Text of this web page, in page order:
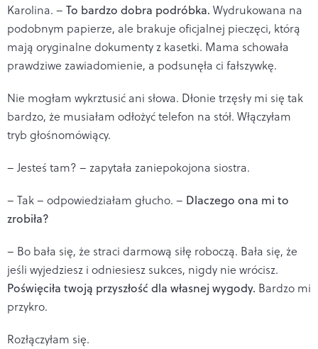
Karolina. – To bardzo dobra podróbka. Wydrukowana na
podobnym papierze, ale brakuje oficjalnej pieczęci, którą
mają oryginalne dokumenty z kasetki. Mama schowała
prawdziwe zawiadomienie, a podsunęła ci fałszywkę.
Nie mogłam wykrztusić ani słowa. Dłonie trzęsły mi się tak
bardzo, że musiałam odłożyć telefon na stół. Włączyłam
tryb głośnomówiący.
– Jesteś tam? – zapytała zaniepokojona siostra.
– Tak – odpowiedziałam głucho. – Dlaczego ona mi to
zrobiła?
– Bo bała się, że straci darmową siłę roboczą. Bała się, że
jeśli wyjedziesz i odniesiesz sukces, nigdy nie wrócisz.
Poświęciła twoją przyszłość dla własnej wygody. Bardzo mi
przykro.
Rozłączyłam się.